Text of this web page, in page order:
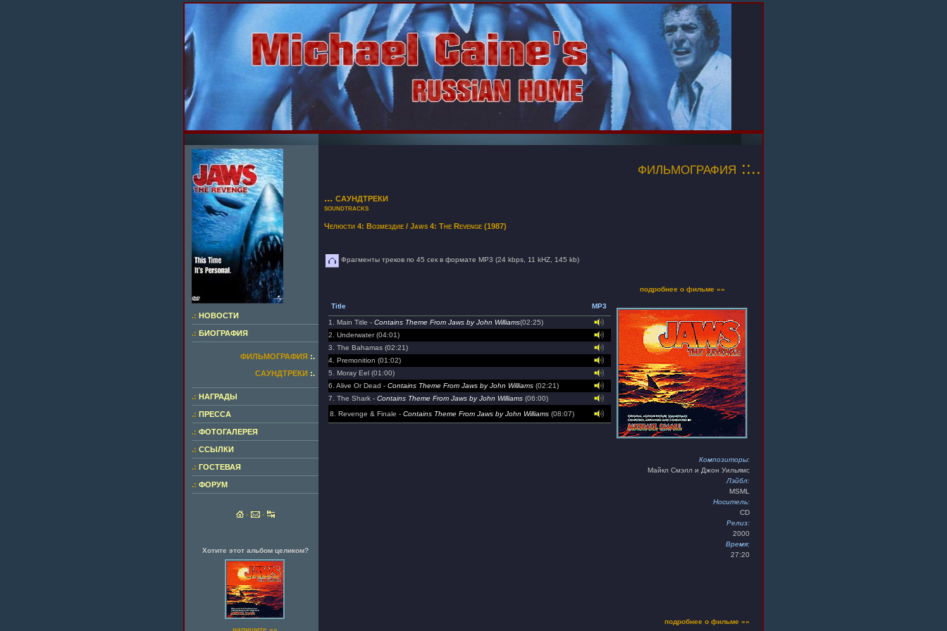
.: НОВОСТИ
.: БИОГРАФИЯ
ФИЛЬМОГРАФИЯ :.
САУНДТРЕКИ :.
.: НАГРАДЫ
.: ПРЕССА
.: ФОТОГАЛЕРЕЯ
.: ССЫЛКИ
.: ГОСТЕВАЯ
.: ФОРУМ
· ·
Хотите этот альбом целиком?
напишите »»
фильмография ::..
... саундтреки
soundtracks
Челюсти 4: Возмездие / Jaws 4: The Revenge (1987)
Фрагменты треков по 45 сек в формате MP3 (24 kbps, 11 kHZ, 145 kb)
Title MP3
1. Main Title - Contains Theme From Jaws by John Williams(02:25)
2. Underwater (04:01)
3. The Bahamas (02:21)
4. Premonition (01:02)
5. Moray Eel (01:00)
6. Alive Or Dead - Contains Theme From Jaws by John Williams (02:21)
7. The Shark - Contains Theme From Jaws by John Williams (06:00)
8. Revenge & Finale - Contains Theme From Jaws by John Williams (08:07)
подробнее о фильме »»
Композиторы:
Майкл Смэлл и Джон Уильямс
Лэйбл:
MSML
Носитель:
CD
Релиз:
2000
Время:
27:20
подробнее о фильме »»